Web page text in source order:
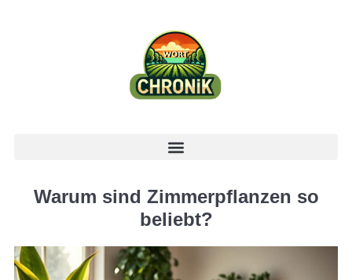
Warum sind Zimmerpflanzen so
beliebt?